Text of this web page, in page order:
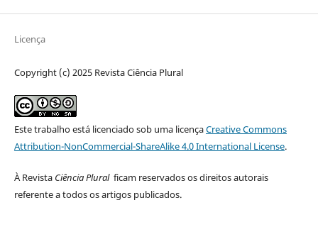
Licença
Copyright (c) 2025 Revista Ciência Plural
Este trabalho está licenciado sob uma licençaCreative Commons
Attribution-NonCommercial-ShareAlike 4.0 International License.
À Revista Ciência Plural ficam reservados os direitos autorais
referente a todos os artigos publicados.